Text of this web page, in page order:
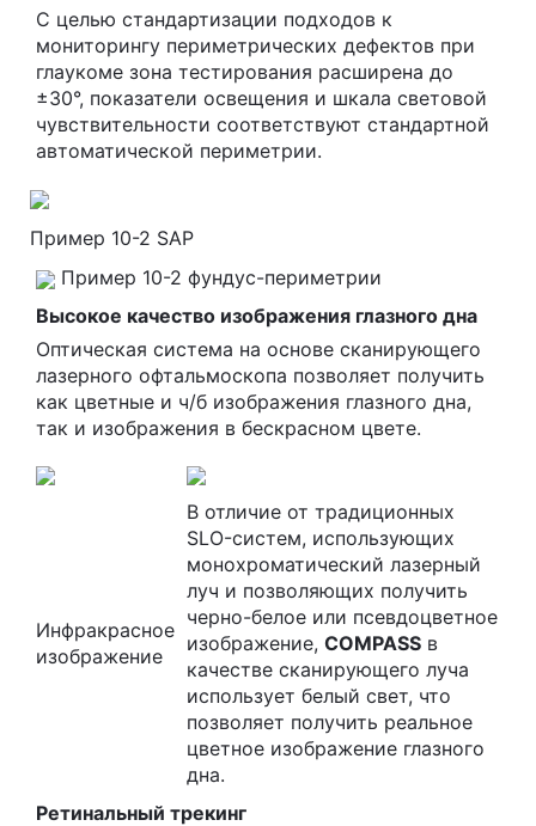
С целью стандартизации подходов к
мониторингу периметрических дефектов при
глаукоме зона тестирования расширена до
±30°, показатели освещения и шкала световой
чувствительности соответствуют стандартной
автоматической периметрии.
Пример 10-2 SAP
Пример 10-2 фундус-периметрии
Высокое качество изображения глазного дна
Оптическая система на основе сканирующего
лазерного офтальмоскопа позволяет получить
как цветные и ч/б изображения глазного дна,
так и изображения в бескрасном цвете.
Инфракрасное
изображение
В отличие от традиционных
SLO-систем, использующих
монохроматический лазерный
луч и позволяющих получить
черно-белое или псевдоцветное
изображение, COMPASS в
качестве сканирующего луча
использует белый свет, что
позволяет получить реальное
цветное изображение глазного
дна.
Ретинальный трекинг